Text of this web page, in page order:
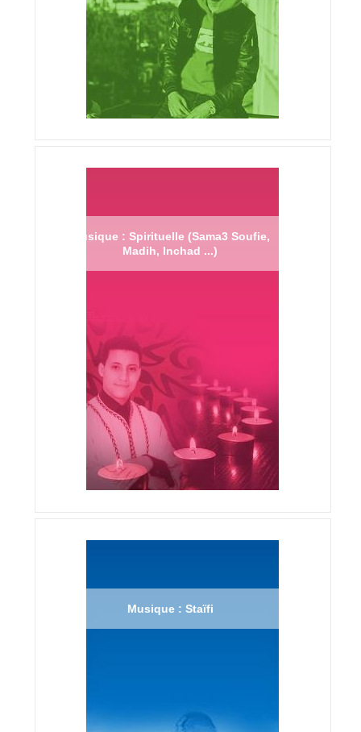
Musique : Spirituelle (Sama3 Soufie,
Madih, Inchad ...)
Musique : Staïfi